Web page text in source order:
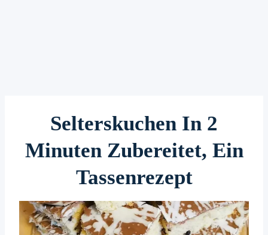
Selterskuchen In 2
Minuten Zubereitet, Ein
Tassenrezept